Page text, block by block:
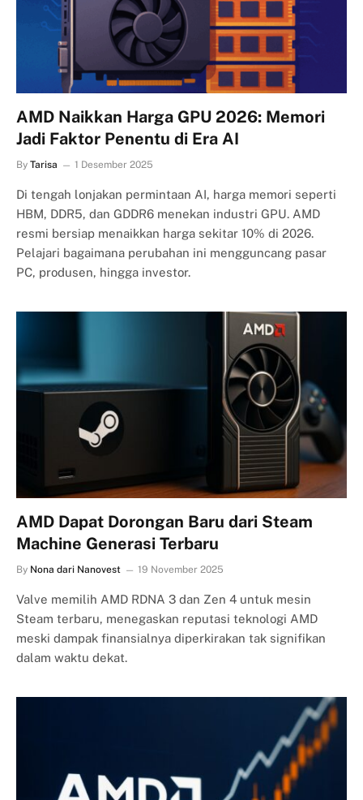
AMD Naikkan Harga GPU 2026: Memori
Jadi Faktor Penentu di Era AI
By Tarisa 1 Desember 2025
Di tengah lonjakan permintaan AI, harga memori seperti
HBM, DDR5, dan GDDR6 menekan industri GPU. AMD
resmi bersiap menaikkan harga sekitar 10% di 2026.
Pelajari bagaimana perubahan ini mengguncang pasar
PC, produsen, hingga investor.
AMD Dapat Dorongan Baru dari Steam
Machine Generasi Terbaru
By Nona dari Nanovest 19 November 2025
Valve memilih AMD RDNA 3 dan Zen 4 untuk mesin
Steam terbaru, menegaskan reputasi teknologi AMD
meski dampak finansialnya diperkirakan tak signifikan
dalam waktu dekat.